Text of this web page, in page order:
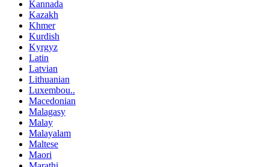
Kannada
Kazakh
Khmer
Kurdish
Kyrgyz
Latin
Latvian
Lithuanian
Luxembou..
Macedonian
Malagasy
Malay
Malayalam
Maltese
Maori